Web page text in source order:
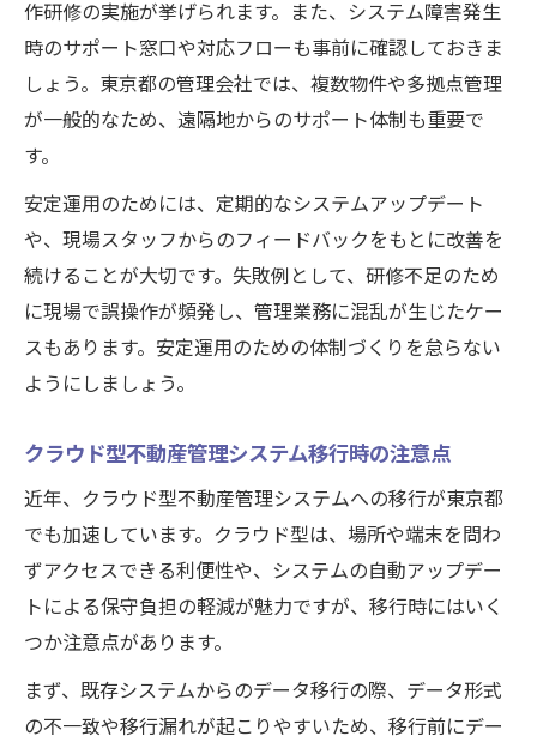
作研修の実施が挙げられます。また、システム障害発生
時のサポート窓口や対応フローも事前に確認しておきま
しょう。東京都の管理会社では、複数物件や多拠点管理
が一般的なため、遠隔地からのサポート体制も重要で
す。
安定運用のためには、定期的なシステムアップデート
や、現場スタッフからのフィードバックをもとに改善を
続けることが大切です。失敗例として、研修不足のため
に現場で誤操作が頻発し、管理業務に混乱が生じたケー
スもあります。安定運用のための体制づくりを怠らない
ようにしましょう。
クラウド型不動産管理システム移行時の注意点
近年、クラウド型不動産管理システムへの移行が東京都
でも加速しています。クラウド型は、場所や端末を問わ
ずアクセスできる利便性や、システムの自動アップデー
トによる保守負担の軽減が魅力ですが、移行時にはいく
つか注意点があります。
まず、既存システムからのデータ移行の際、データ形式
の不一致や移行漏れが起こりやすいため、移行前にデー